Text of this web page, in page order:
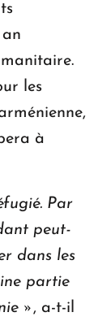
les
à
Par
peut-
dans les
partie
», a-t-il